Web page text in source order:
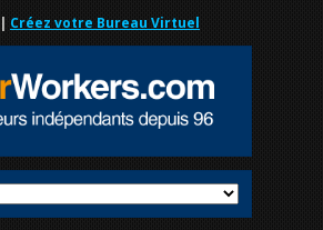
| Créez votre Bureau Virtuel